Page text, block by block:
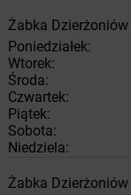
Żabka Dzierżoniów
Poniedziałek:
Wtorek:
Środa:
Czwartek:
Piątek:
Sobota:
Niedziela:
Żabka Dzierżoniów